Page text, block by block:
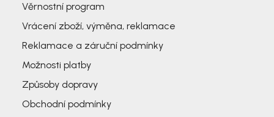
Věrnostní program
Vrácení zboží, výměna, reklamace
Reklamace a záruční podmínky
Možnosti platby
Způsoby dopravy
Obchodní podmínky